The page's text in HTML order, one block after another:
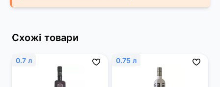
Схожі товари
0.7 л 0.75 л